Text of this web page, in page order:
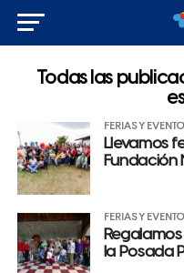
Todas las
FERIAS Y
Llevamos
Fundación
FERIAS Y
la Posada